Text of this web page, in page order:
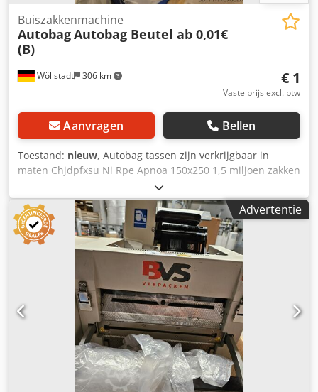
Wöllstadt 306 km
Buiszakkenmachine
AutobagAutobag Beutel ab 0,01€
(B)
€ 1
Vaste prijs excl. btw
Aanvragen Bellen
Toestand: nieuw, Autobag tassen zijn verkrijgbaar in
maten Chjdpfxsu Ni Rpe Apnoa 150x250 1,5 miljoen zakken
200x320. 2,5 miljoen zakken Prijs europallet 1 pallet € 0,02
x zak 2 pallets € 0,019 x zak 3 pallets € 0,018 x zak 4 pallets
€ 0,017 x zak 5 Pallets € 0,016 x Zak enzovoort 10 en meer
0,01€ Zak 1 miljoen Autobag-tassen vanaf € 0,01 per stuk
Advertentie